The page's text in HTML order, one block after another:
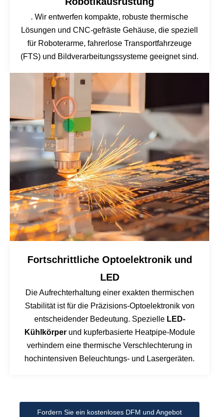
. Wir entwerfen kompakte, robuste thermische
Lösungen und CNC-gefräste Gehäuse, die speziell
für Roboterarme, fahrerlose Transportfahrzeuge
(FTS) und Bildverarbeitungssysteme geeignet sind.
Fortschrittliche Optoelektronik und
LED
Die Aufrechterhaltung einer exakten thermischen
Stabilität ist für die Präzisions-Optoelektronik von
entscheidender Bedeutung. Spezielle LED-
Kühlkörper und kupferbasierte Heatpipe-Module
verhindern eine thermische Verschlechterung in
hochintensiven Beleuchtungs- und Lasergeräten.
Fordern Sie ein kostenloses DFM und Angebot